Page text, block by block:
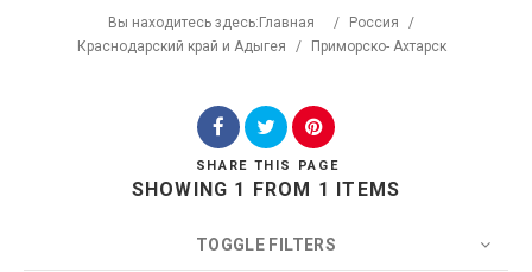
Вы находитесь здесь: Главная / Россия
/
Краснодарский край и Адыгея
/ Приморско- Ахтарск
SHARE THIS PAGE
SHOWING 1 FROM 1 ITEMS
TOGGLE FILTERS